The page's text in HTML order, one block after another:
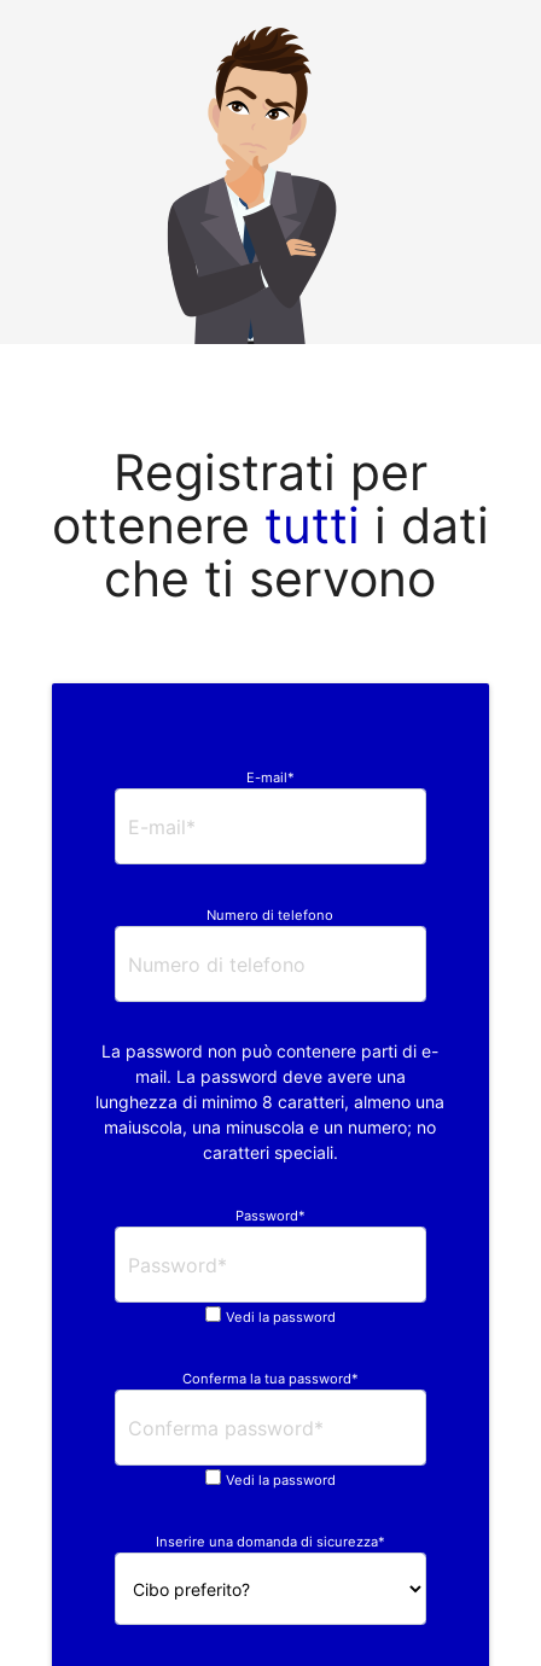
Registrati per
ottenere tutti i dati
che ti servono
E-mail*
Numero di telefono
La password non può contenere parti di e-
mail. La password deve avere una
lunghezza di minimo 8 caratteri, almeno una
maiuscola, una minuscola e un numero; no
caratteri speciali.
Password*
Vedi la password
Conferma la tua password*
Vedi la password
Inserire una domanda di sicurezza*